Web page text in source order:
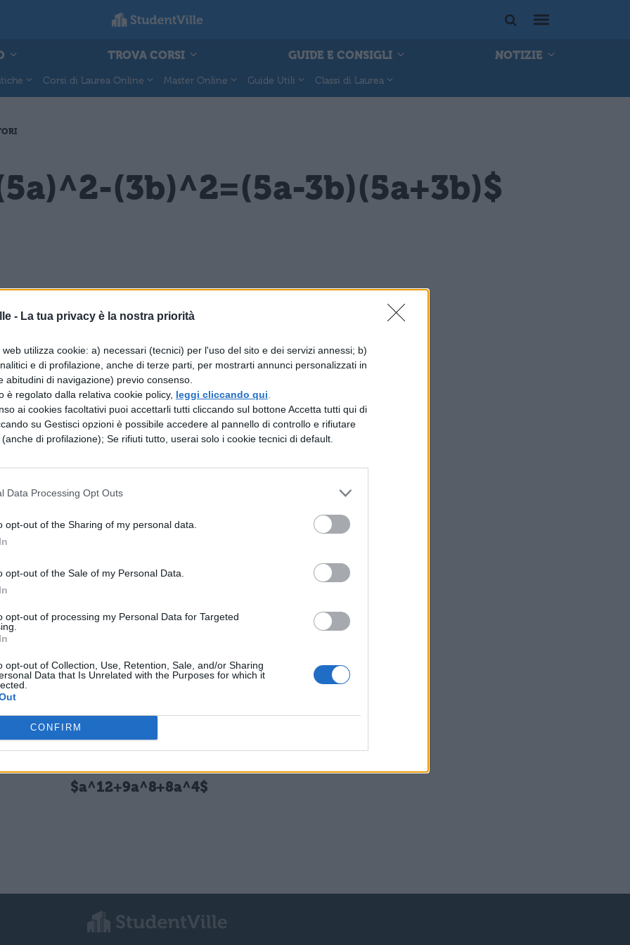
- La tua privacy è la nostra priorità
utilizza cookie: a) necessari (tecnici) per l'uso del sito e dei servizi annessi; b)
e di profilazione, anche di terze parti, per mostrarti annunci personalizzati in
abitudini di navigazione) previo consenso.
è regolato dalla relativa cookie policy, leggi cliccando qui
ai cookies facoltativi puoi accettarli tutti cliccando sul bottone Accetta tutti qui di
su Gestisci opzioni è possibile accedere al pannello di controllo e rifiutare
di profilazione); Se rifiuti tutto, userai solo i cookie tecnici di default.
Data Processing Opt Outs
opt-out of the Sharing of my personal data.
opt-out of the Sale of my Personal Data.
opt-out of processing my Personal Data for Targeted
opt-out of Collection, Use, Retention, Sale, and/or Sharing
Data that Is Unrelated with the Purposes for which it
CONFIRM
TROVA CORSI GUIDE E CONSIGLI
NOTIZIE
Corsi di Laurea Online Master Online Guide Utili Classi di Laurea
(3b)^2=(5a-3b)(5a+3b)$
$(a+b)$ per la loro differenza $(a-b)$ dà
cioè la differenza dei quadrati di ognuno dei
al contrario si può passare da un binomio
$a^2-4ab+4b^2+9-6a+12b$
$a^2-(x+y)a+xy$
$a^12+9a^8+8a^4$